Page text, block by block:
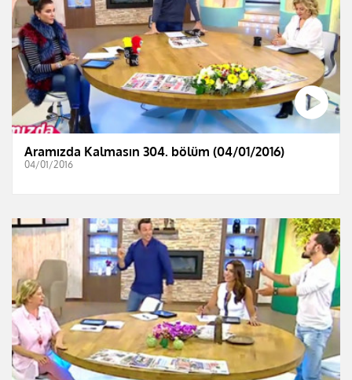
Aramızda Kalmasın 304. bölüm (04/01/2016)
04/01/2016